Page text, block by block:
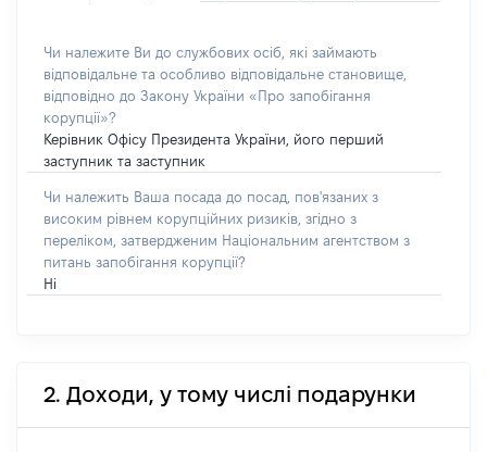
Чи належите Ви до службових осіб, які займають
відповідальне та особливо відповідальне становище,
відповідно до Закону України «Про запобігання
корупції»?
Керівник Офісу Президента України, його перший
заступник та заступник
Чи належить Ваша посада до посад, пов'язаних з
високим рівнем корупційних ризиків, згідно з
переліком, затвердженим Національним агентством з
питань запобігання корупції?
Ні
2. Доходи, у тому числі подарунки